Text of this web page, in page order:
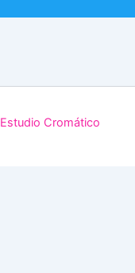
Estudio Cromático